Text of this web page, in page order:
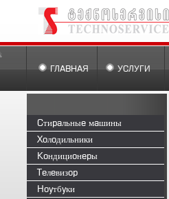
ГЛАВНАЯ УСЛУГИ
Стиральные машины
Холодильники
Кондиционеры
Телевизор
Ноутбуки